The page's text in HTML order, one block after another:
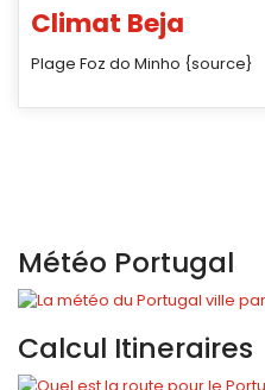
Climat Beja
Plage Foz do Minho {source}
Météo Portugal
Calcul Itineraires